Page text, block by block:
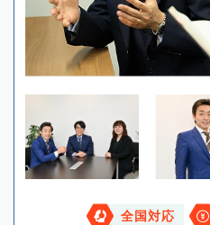
全国対応